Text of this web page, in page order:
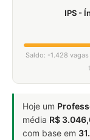
IPS -
Saldo: -1.428
Hoje um
média R$
com base em